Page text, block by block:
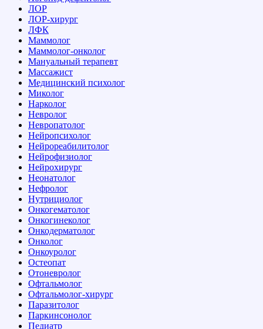
ЛОР
ЛОР-хирург
ЛФК
Маммолог
Маммолог-онколог
Мануальный терапевт
Массажист
Медицинский психолог
Миколог
Нарколог
Невролог
Невропатолог
Нейропсихолог
Нейрореабилитолог
Нейрофизиолог
Нейрохирург
Неонатолог
Нефролог
Нутрициолог
Онкогематолог
Онкогинеколог
Онкодерматолог
Онколог
Онкоуролог
Остеопат
Отоневролог
Офтальмолог
Офтальмолог-хирург
Паразитолог
Паркинсонолог
Педиатр